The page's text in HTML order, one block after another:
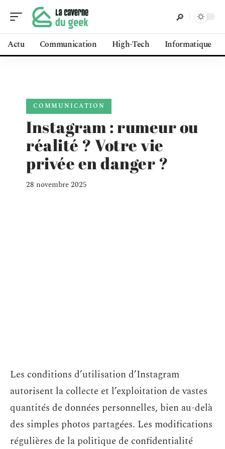
Actu Communication High-Tech Informatique
COMMUNICATION
Instagram : rumeur ou
réalité ? Votre vie
privée en danger ?
28 novembre 2025
Les conditions d’utilisation d’Instagram
autorisent la collecte et l’exploitation de vastes
quantités de données personnelles, bien au-delà
des simples photos partagées. Les modifications
régulières de la politique de confidentialité